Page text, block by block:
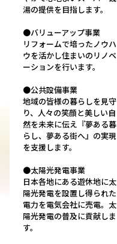
湯の提供を目指します。
●バリューアップ事業
リフォームで培ったノウハ
ウを活かし住まいのリノベ
ーションを行います。
●公共設備事業
地域の皆様の暮らしを見守
り、人々の笑顔と美しい自
然を未来に伝え『夢ある暮
らし、夢ある街へ』の実現
を支援します。
●太陽光発電事業
日本各地にある遊休地に太
陽光発電を設置し得られた
電力を電気会社に売電。太
陽光発電の普及に貢献しま
す。